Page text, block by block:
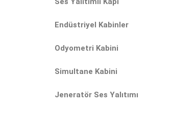
Endüstriyel Kabinler
Odyometri Kabini
Simultane Kabini
Jeneratör Ses Yalıtımı